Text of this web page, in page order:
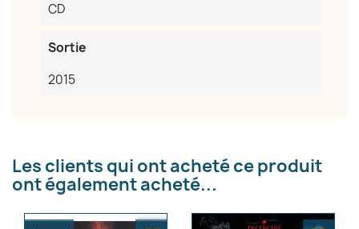
CD
Sortie
2015
Les clients qui ont acheté ce produit
ont également acheté...